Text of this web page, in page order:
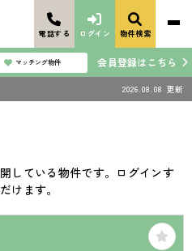
電話する ログイン 物件検索
マッチング物件 会員登録はこちら
2026.08.08 更新
している物件です。ログインす
けます。